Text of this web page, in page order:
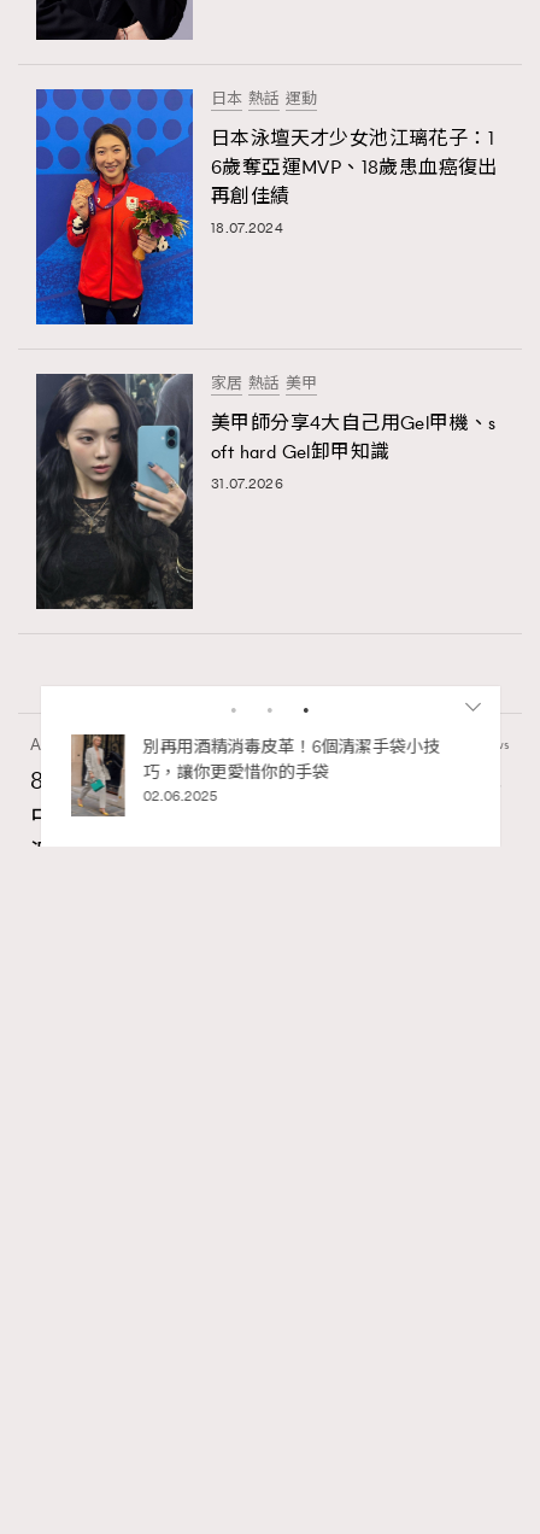
日本 熱話 運動
日本泳壇天才少女池江璃花子：1
6歲奪亞運MVP、18歲患血癌復出
再創佳績
18.07.2024
家居 熱話 美甲
美甲師分享4大自己用Gel甲機、s
oft hard Gel卸甲知識
31.07.2026
Art 7.2k views
8月香港藝術展覽：香港故宮文化博物館《城
中一日》、遊戲迷必訪《游於藝乎》、《西
源里選畫》捕捉香港情懷
的顯
別再用酒精消毒皮革！6個清潔手袋小技
巧，讓你更愛惜你的手袋
02.06.2025